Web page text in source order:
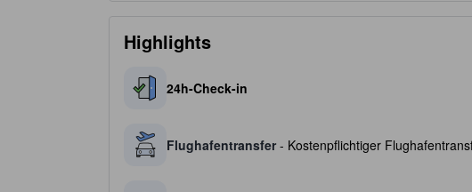
Highlights
24h-Check-in
Flughafentransfer- Kostenpflichtiger